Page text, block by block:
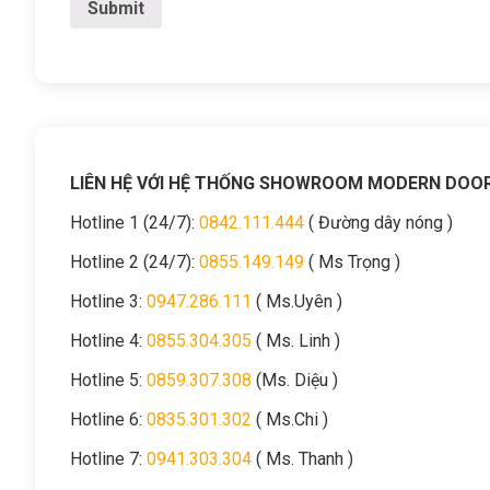
LIÊN HỆ VỚI HỆ THỐNG SHOWROOM MODERN
Hotline 1 (24/7): 0842.111.444 ( Đường dây nóng )
Hotline 2 (24/7): 0855.149.149 ( Ms Trọng )
Hotline 3: 0947.286.111 ( Ms.Uyên )
Hotline 4: 0855.304.305 ( Ms. Linh )
Hotline 5: 0859.307.308 (Ms. Diệu )
Hotline 6: 0835.301.302 ( Ms.Chi )
Hotline 7: 0941.303.304 ( Ms. Thanh )